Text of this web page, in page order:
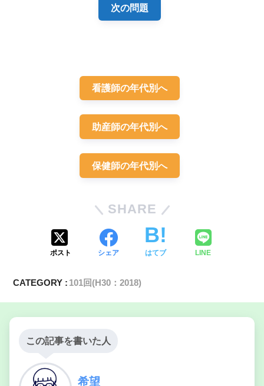
次の問題
看護師の年代別へ
助産師の年代別へ
保健師の年代別へ
SHARE
ポスト シェア はてブ LINE
CATEGORY : 101回(H30：2018)
この記事を書いた人
希望